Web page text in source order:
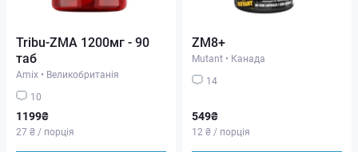
Tribu-ZMA 1200мг - 90
таб
Amix • Великобританія
10
1199₴
27 ₴ / порція
ZM8+
Mutant • Канада
14
549₴
12 ₴ / порція